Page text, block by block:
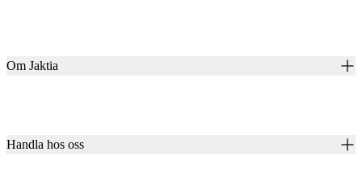
Om Jaktia
Karriär
Handla hos oss